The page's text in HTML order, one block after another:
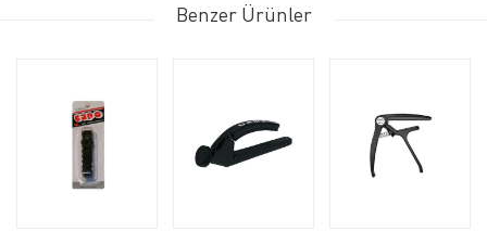
Benzer Ürünler